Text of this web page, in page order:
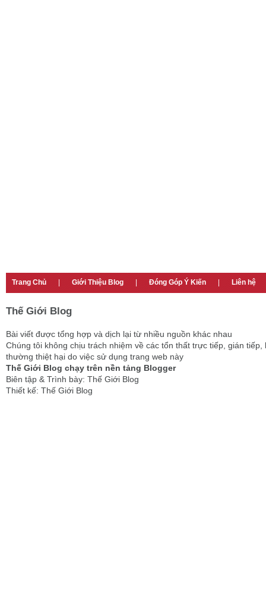
Trang Chủ Giới Thiệu Blog Đóng Góp Ý Kiến Liên hệ
Thế Giới Blog
Bài viết được tổng hợp và dịch lại từ nhiều nguồn khác nhau
Chúng tôi không chịu trách nhiệm về các tổn thất trực tiếp, gián tiếp,
thường thiệt hại do việc sử dụng trang web này
Thế Giới Blog chạy trên nền tảng Blogger
Biên tập & Trình bày: Thế Giới Blog
Thiết kế: Thế Giới Blog